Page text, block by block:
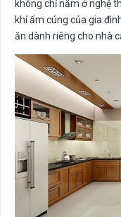
không chỉ nằm ở nghệ
khí ấm cúng của gia
ăn dành riêng cho nhà